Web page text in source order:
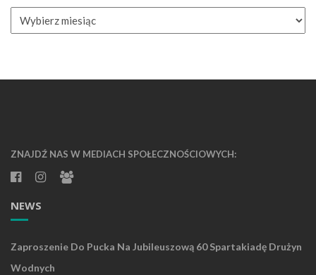
INFORMACJI
ZNAJDŹ NAS W MEDIACH SPOŁECZNOŚCIOWYCH:
NEWS
Zaproszenie Do Pucka Na Jubileuszową 60 Spartakiadę Drużyn
Wodnych